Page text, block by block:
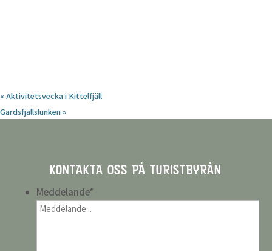
« Aktivitetsvecka i Kittelfjäll
Gardsfjällslunken»
KONTAKTA OSS PÅ TURISTBYRÅN
Meddelande*